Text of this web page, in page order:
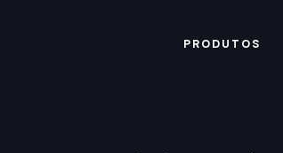
PRODUTOS